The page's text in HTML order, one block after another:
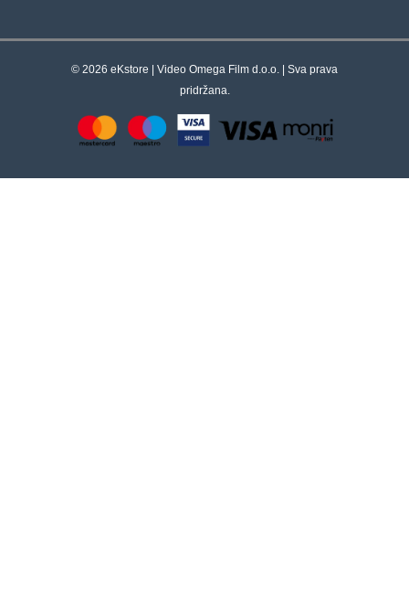
© 2026 eKstore | Video Omega Film d.o.o. | Sva prava
pridržana.